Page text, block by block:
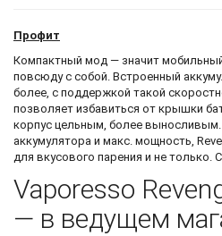
Профит
Компактный мод — значит
повсюду с собой. Встроенный
более, с поддержкой такой
позволяет избавиться от крышки
корпус цельным, более выносливым.
аккумулятора и макс. мощность,
для вкусового парения и не только.
Vaporesso
— в ведущем